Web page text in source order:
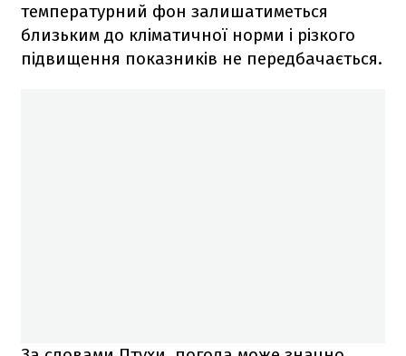
температурний фон залишатиметься
близьким до кліматичної норми і різкого
підвищення показників не передбачається.